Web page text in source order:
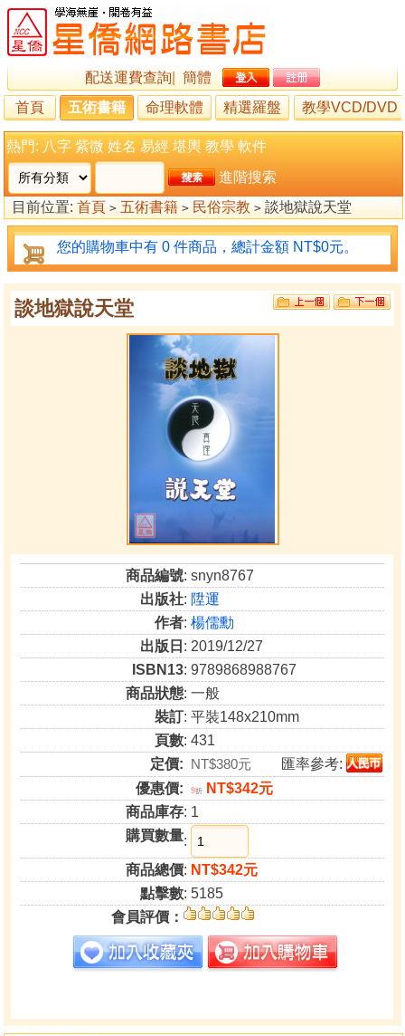
配送運費查詢
簡體
首頁
五術書籍 命理軟體 精選羅盤 教學VCD/DVD
熱門: 八字 紫微 姓名 易經 堪輿 教學 軟件
進階搜索
目前位置: 首頁 > 五術書籍 > 民俗宗教 > 談地獄說天堂
您的購物車中有 0 件商品，總計金額 NT$0元。
談地獄說天堂
商品編號: snyn8767
出版社: 陞運
作者:楊儒勳
出版日 : 2019/12/27
ISBN13: 9789868988767
商品狀態: 一般
裝訂: 平裝148x210mm
頁數: 431
定價: NT$380元
匯率參考:
優惠價:
9折
NT$342元
商品庫存: 1
購買數量:
商品總價: NT$342元
點擊數: 5185
會員評價：